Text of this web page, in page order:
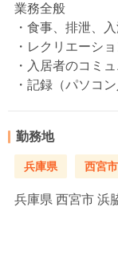
業務全般
・食事、排泄、
・レクリエーシ
・入居者のコミ
・記録（パソコ
勤務地
兵庫県 西宮市
兵庫県 西宮市 浜